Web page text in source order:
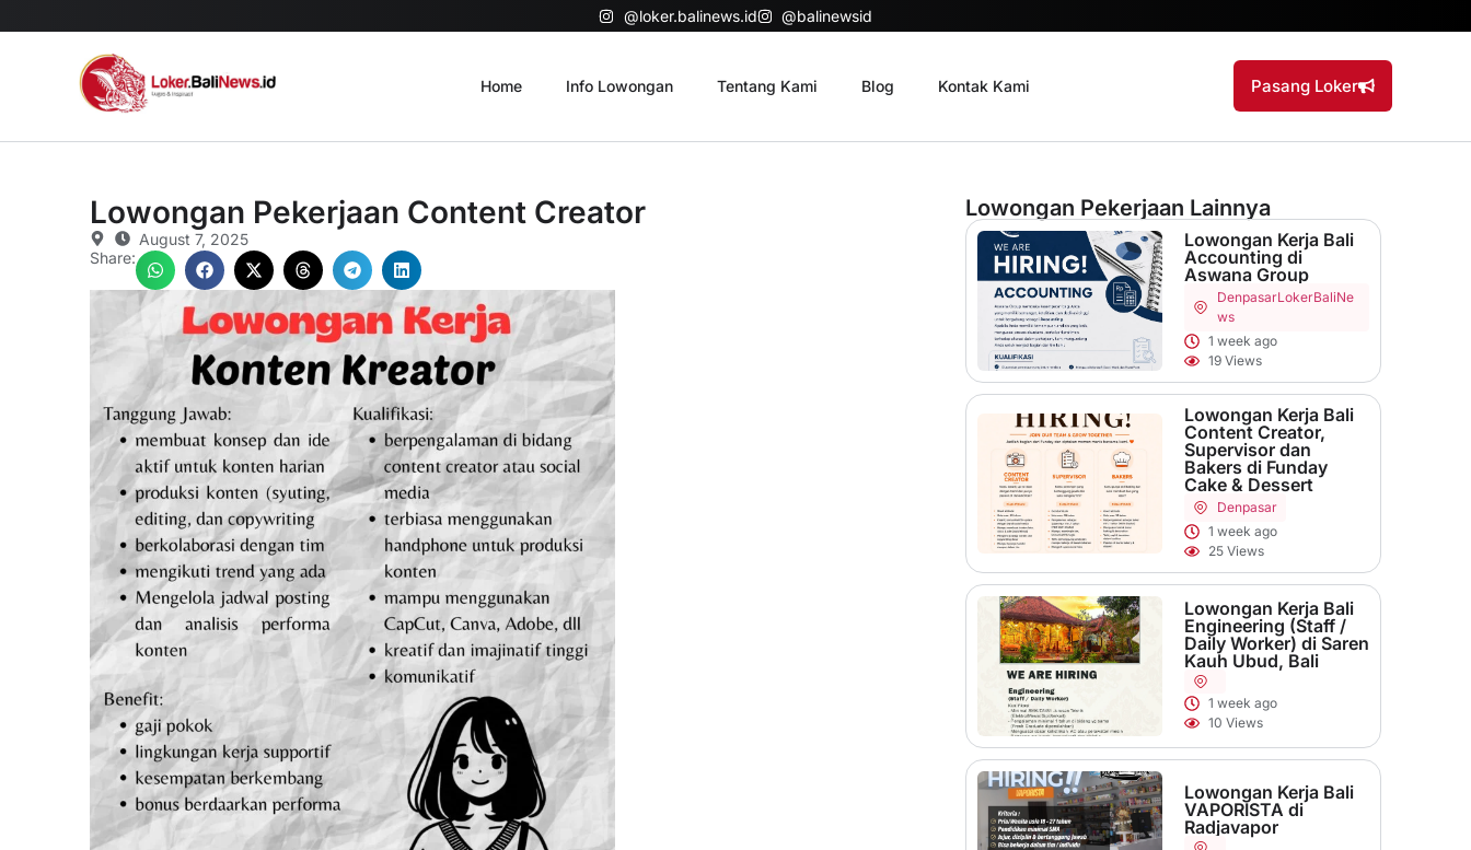
@loker.balinews.id @balinewsid
Home Info Lowongan Tentang Kami Blog Kontak Kami Pasang Loker
Lowongan Pekerjaan Content Creator
August 7, 2025
Share:
Lowongan Pekerjaan Lainnya
Lowongan Kerja Bali
Accounting di
Aswana Group
DenpasarLokerBaliNe
ws
1 week ago
19 Views
Lowongan Kerja Bali
Content Creator,
Supervisor dan
Bakers di Funday
Cake & Dessert
Denpasar
1 week ago
25 Views
Lowongan Kerja Bali
Engineering (Staff /
Daily Worker) di Saren
Kauh Ubud, Bali
1 week ago
10 Views
Lowongan Kerja Bali
VAPORISTA di
Radjavapor